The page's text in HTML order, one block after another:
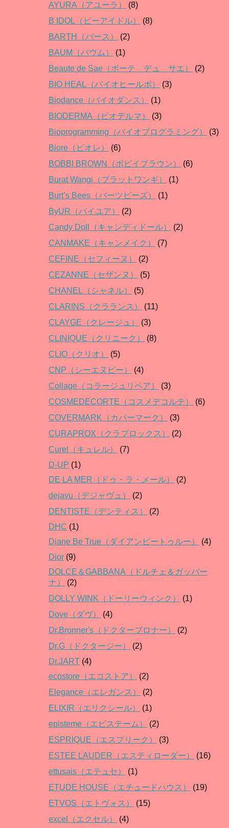
AYURA（アユーラ）
(8)
B IDOL（ビーアイドル）
(8)
BARTH（バース）
(2)
BAUM（バウム）
(1)
Beaute de Sae（ボーテ デュ サエ）
(2)
BIO HEAL（バイオヒールボ）
(3)
Biodance（バイオダンス）
(1)
BIODERMA（ビオデルマ）
(3)
Bioprogramming（バイオプログラミング）
(3)
Biore（ビオレ）
(6)
BOBBI BROWN（ボビイブラウン）
(6)
Burat Wangi（ブラットワンギ）
(1)
Burt’s Bees（バーツビーズ）
(1)
ByUR（バイユア）
(2)
Candy Doll（キャンディドール）
(2)
CANMAKE（キャンメイク）
(7)
CEFINE（セフィーヌ）
(2)
CEZANNE（セザンヌ）
(5)
CHANEL（シャネル）
(5)
CLARINS（クラランス）
(11)
CLAYGE（クレージュ）
(3)
CLINIQUE（クリニーク）
(8)
CLIO（クリオ）
(5)
CNP（シーエヌピー）
(4)
Collage（コラージュリペア）
(3)
COSMEDECORTE（コスメデコルテ）
(6)
COVERMARK（カバーマーク）
(3)
CURAPROX（クラプロックス）
(2)
Curel（キュレル）
(7)
D-UP (1)
DE LA MER（ドゥ・ラ・メール）
(2)
dejavu（デジャヴュ）
(2)
DENTISTE（デンティス）
(2)
DHC (1)
Diane Be True（ダイアンビートゥルー）
(4)
Dior (9)
DOLCE＆GABBANA（ドルチェ＆ガッバー
ナ）
(2)
DOLLY WINK（ドーリーウィンク）
(1)
Dove（ダヴ）
(4)
Dr.Bronner's（ドクターブロナー）
(2)
Dr.G（ドクタージー）
(2)
Dr.JART (4)
ecostore（エコストア）
(2)
Elegance（エレガンス）
(2)
ELIXIR（エリクシール）
(1)
episteme（エピステーム）
(2)
ESPRIQUE（エスプリーク）
(3)
ESTEE LAUDER（エスティローダー）
(16)
ettusais（エテュセ）
(1)
ETUDE HOUSE（エチュードハウス）
(19)
ETVOS（エトヴォス）
(15)
excel（エクセル）
(4)